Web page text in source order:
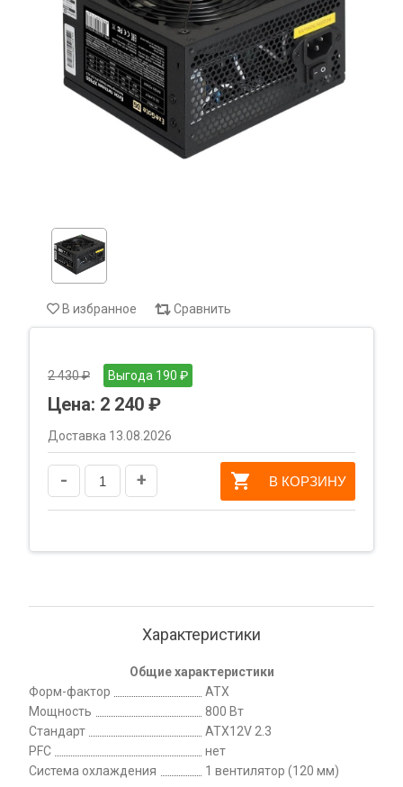
В избранное Сравнить
2 430 ₽ Выгода 190 ₽
Цена: 2 240 ₽
Доставка 13.08.2026
- + В КОРЗИНУ
Характеристики
Общие характеристики
Форм-фактор
ATX
Мощность
800 Вт
Стандарт
ATX12V 2.3
PFC
нет
Система охлаждения
1 вентилятор (120 мм)